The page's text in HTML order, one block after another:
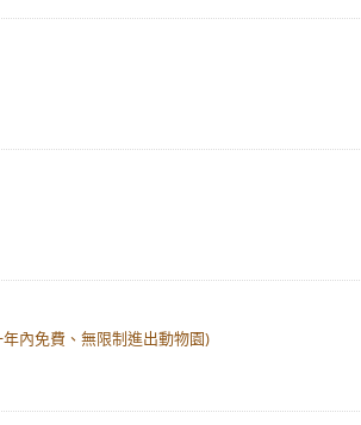
內免費、無限制進出動物園)